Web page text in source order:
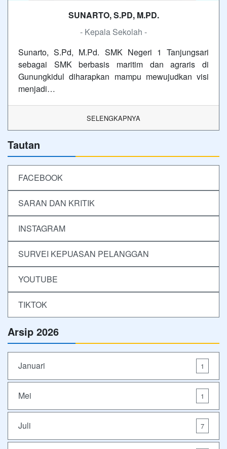
SUNARTO, S.PD, M.PD.
- Kepala Sekolah -
Sunarto, S.Pd, M.Pd. SMK Negeri 1 Tanjungsari
sebagai SMK berbasis maritim dan agraris di
Gunungkidul diharapkan mampu mewujudkan visi
menjadi…
SELENGKAPNYA
Tautan
FACEBOOK
SARAN DAN KRITIK
INSTAGRAM
SURVEI KEPUASAN PELANGGAN
YOUTUBE
TIKTOK
Arsip 2026
Januari 1
Mei 1
Juli 7